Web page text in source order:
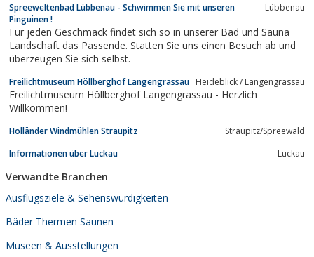
Spreeweltenbad Lübbenau - Schwimmen Sie mit unseren
Pinguinen !
Lübbenau
Für jeden Geschmack findet sich so in unserer Bad und Sauna
Landschaft das Passende. Statten Sie uns einen Besuch ab und
überzeugen Sie sich selbst.
Freilichtmuseum Höllberghof Langengrassau Heideblick / Langengrassau
Freilichtmuseum Höllberghof Langengrassau - Herzlich
Willkommen!
Holländer Windmühlen Straupitz
Straupitz/Spreewald
Informationen über Luckau
Luckau
Verwandte Branchen
Ausflugsziele & Sehenswürdigkeiten
Bäder Thermen Saunen
Museen & Ausstellungen